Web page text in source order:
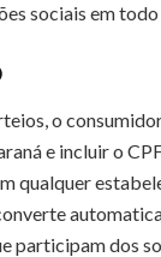
sociais em
o
e incluir o
qualquer
participam dos